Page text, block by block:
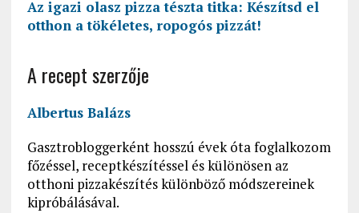
Az igazi olasz pizza tészta titka: Készítsd el
otthon a tökéletes, ropogós pizzát!
A recept szerzője
Albertus Balázs
Gasztrobloggerként hosszú évek óta foglalkozom
főzéssel, receptkészítéssel és különösen az
otthoni pizzakészítés különböző módszereinek
kipróbálásával.